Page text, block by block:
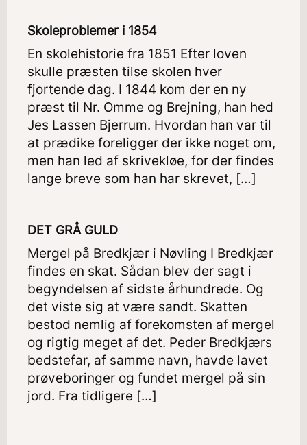
Skoleproblemer i 1854
En skolehistorie fra 1851 Efter loven
skulle præsten tilse skolen hver
fjortende dag. I 1844 kom der en ny
præst til Nr. Omme og Brejning, han hed
Jes Lassen Bjerrum. Hvordan han var til
at prædike foreligger der ikke noget om,
men han led af skrivekløe, for der findes
lange breve som han har skrevet, […]
DET GRÅ GULD
Mergel på Bredkjær i Nøvling I Bredkjær
findes en skat. Sådan blev der sagt i
begyndelsen af sidste århundrede. Og
det viste sig at være sandt. Skatten
bestod nemlig af forekomsten af mergel
og rigtig meget af det. Peder Bredkjærs
bedstefar, af samme navn, havde lavet
prøveboringer og fundet mergel på sin
jord. Fra tidligere […]